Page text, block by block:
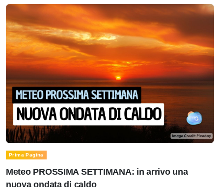
Prima Pagina
Meteo PROSSIMA SETTIMANA: in arrivo una
nuova ondata di caldo